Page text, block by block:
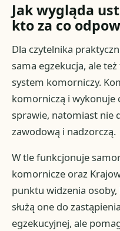
Jak wygląda
kto za co
Dla czytelnika
sama egzekucja, ale
system komorniczy.
komorniczą i wykonuje
sprawie, natomiast nie
zawodową i nadzorczą.
W tle funkcjonuje
komornicze oraz
punktu widzenia
służą one do
egzekucyjnej, ale